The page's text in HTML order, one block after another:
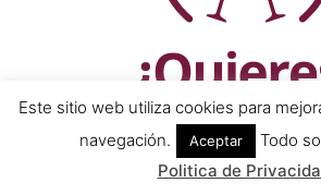
Este sitio web utiliza cookies para
navegación.
Aceptar
Todo
Politica de